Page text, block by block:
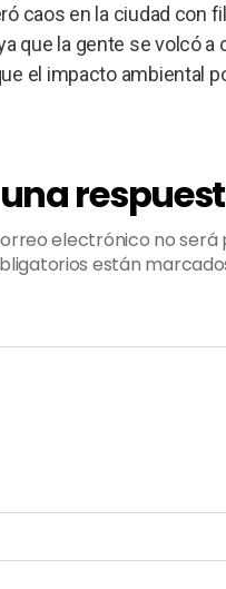
caos en la ciudad con
que la gente se volcó a
el impacto ambiental
electrónico no será
están